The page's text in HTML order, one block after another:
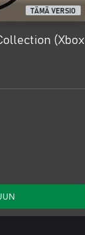
TÄMÄ VERSIO
(Xbox